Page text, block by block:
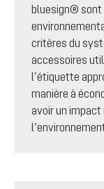
bluesign® sont
critères du
accessoires
l’étiquette
manière à
avoir un